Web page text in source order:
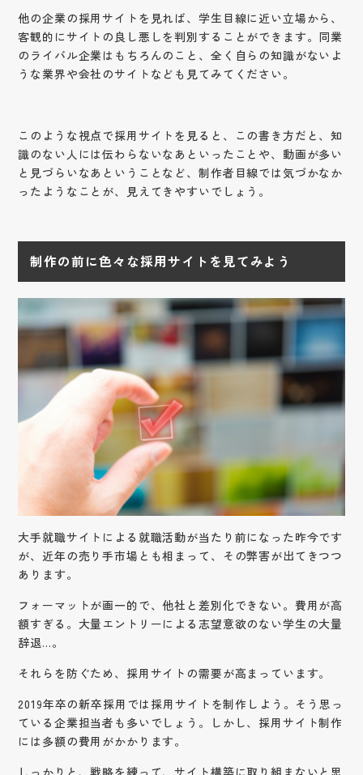
他の企業の採用サイトを見れば、学生目線に近い立場から、
客観的にサイトの良し悪しを判別することができます。同業
のライバル企業はもちろんのこと、全く自らの知識がないよ
うな業界や会社のサイトなども見てみてください。
このような視点で採用サイトを見ると、この書き方だと、知
識のない人には伝わらないなあといったことや、動画が多い
と見づらいなあということなど、制作者目線では気づかなか
ったようなことが、見えてきやすいでしょう。
制作の前に色々な採用サイトを見てみよう
大手就職サイトによる就職活動が当たり前になった昨今です
が、近年の売り手市場とも相まって、その弊害が出てきつつ
あります。
フォーマットが画一的で、他社と差別化できない。費用が高
額すぎる。大量エントリーによる志望意欲のない学生の大量
辞退…。
それらを防ぐため、採用サイトの需要が高まっています。
2019年卒の新卒採用では採用サイトを制作しよう。そう思っ
ている企業担当者も多いでしょう。しかし、採用サイト制作
には多額の費用がかかります。
しっかりと、戦略を練って、サイト構築に取り組まないと思